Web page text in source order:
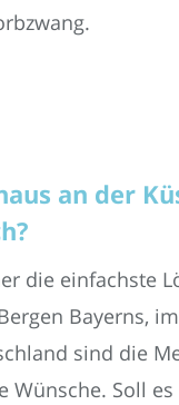
an der
die einfachste
Bayerns,
sind die
Wünsche. Soll